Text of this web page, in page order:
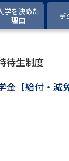
大学院の資
学を決めた
理由
デ
待生制度
金【給付・減